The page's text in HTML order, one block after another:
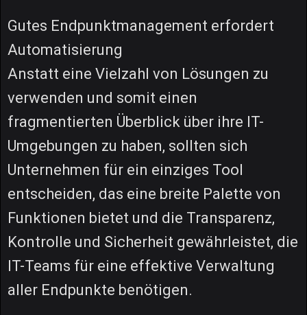
Gutes Endpunktmanagement erfordert
Automatisierung
Anstatt eine Vielzahl von Lösungen zu
verwenden und somit einen
fragmentierten Überblick über ihre IT-
Umgebungen zu haben, sollten sich
Unternehmen für ein einziges Tool
entscheiden, das eine breite Palette von
Funktionen bietet und die Transparenz,
Kontrolle und Sicherheit gewährleistet, die
IT-Teams für eine effektive Verwaltung
aller Endpunkte benötigen.